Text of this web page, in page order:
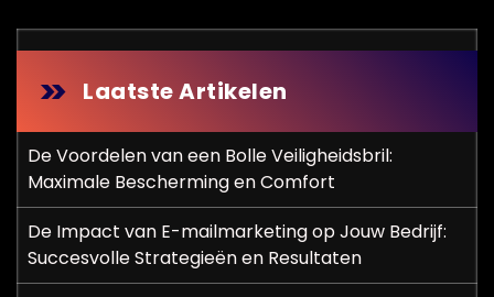
e
n
p
a
g
i
Laatste Artikelen
De Voordelen van een Bolle Veiligheidsbril:
Maximale Bescherming en Comfort
De Impact van E-mailmarketing op Jouw Bedrijf:
Succesvolle Strategieën en Resultaten